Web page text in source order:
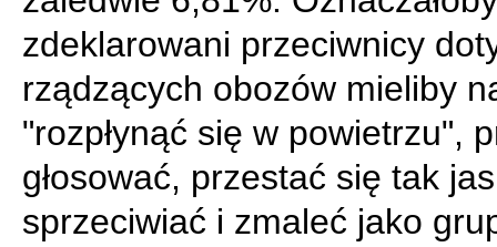
zdeklarowani przeciwnicy
rządzących obozów mieliby
"rozpłynąć się w powietrzu",
głosować, przestać się tak
sprzeciwiać i zmaleć jako